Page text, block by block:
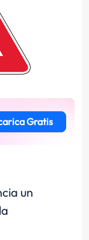
Gratis
un